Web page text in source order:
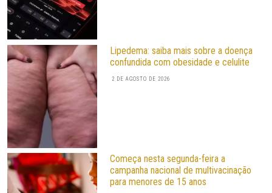
Lipedema: saiba mais sobre a doença
confundida com obesidade e celulite
2 DE AGOSTO DE 2026
Começa nesta segunda-feira a
campanha nacional de multivacinação
para menores de 15 anos